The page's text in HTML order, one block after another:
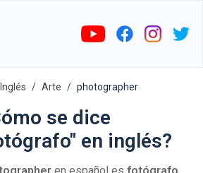
Arte photographer
se dice
en inglés?